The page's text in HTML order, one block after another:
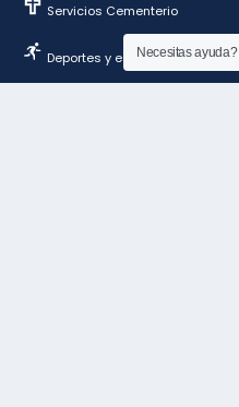
Servicios Cementerio
Deportes y esparcimientos
Necesitas ayuda?